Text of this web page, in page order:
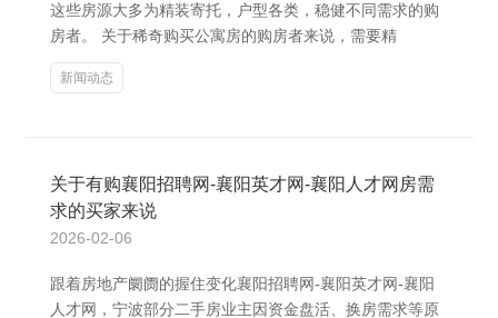
这些房源大多为精装寄托，户型各类，稳健不同需求的购
房者。 关于稀奇购买公寓房的购房者来说，需要精
新闻动态
关于有购襄阳招聘网-襄阳英才网-襄阳人才网房需
求的买家来说
2026-02-06
跟着房地产阛阓的握住变化襄阳招聘网-襄阳英才网-襄阳
人才网，宁波部分二手房业主因资金盘活、换房需求等原